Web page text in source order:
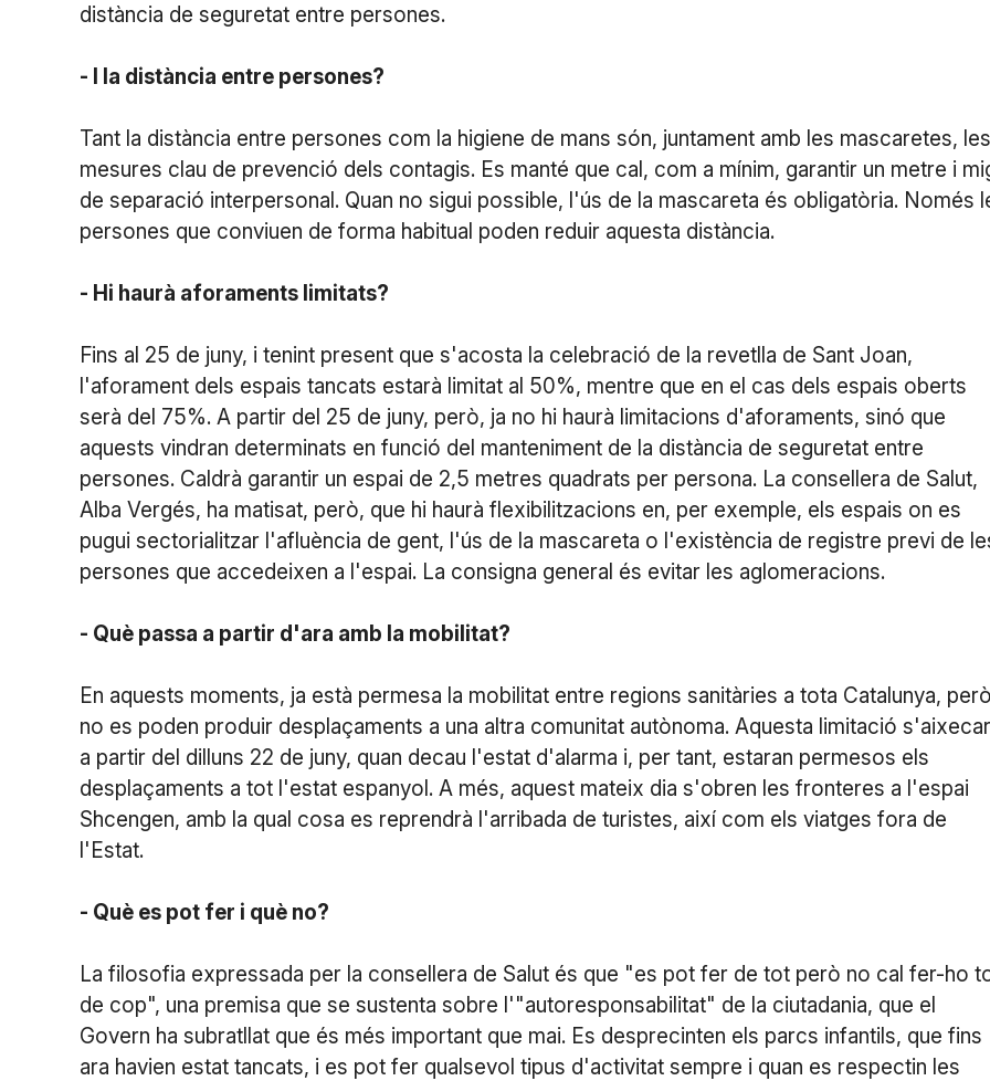
distància de seguretat entre persones.
- I la distància entre persones?
Tant la distància entre persones com la higiene de mans són, juntament amb les mascaretes, les
mesures clau de prevenció dels contagis. Es manté que cal, com a mínim, garantir un metre i
de separació interpersonal. Quan no sigui possible, l'ús de la mascareta és obligatòria. Només
persones que conviuen de forma habitual poden reduir aquesta distància.
- Hi haurà aforaments limitats?
Fins al 25 de juny, i tenint present que s'acosta la celebració de la revetlla de Sant Joan,
l'aforament dels espais tancats estarà limitat al 50%, mentre que en el cas dels espais oberts
serà del 75%. A partir del 25 de juny, però, ja no hi haurà limitacions d'aforaments, sinó que
aquests vindran determinats en funció del manteniment de la distància de seguretat entre
persones. Caldrà garantir un espai de 2,5 metres quadrats per persona. La consellera de Salut,
Alba Vergés, ha matisat, però, que hi haurà flexibilitzacions en, per exemple, els espais on es
pugui sectorialitzar l'afluència de gent, l'ús de la mascareta o l'existència de registre previ de
persones que accedeixen a l'espai. La consigna general és evitar les aglomeracions.
- Què passa a partir d'ara amb la mobilitat?
En aquests moments, ja està permesa la mobilitat entre regions sanitàries a tota Catalunya,
no es poden produir desplaçaments a una altra comunitat autònoma. Aquesta limitació
a partir del dilluns 22 de juny, quan decau l'estat d'alarma i, per tant, estaran permesos els
desplaçaments a tot l'estat espanyol. A més, aquest mateix dia s'obren les fronteres a l'espai
Shcengen, amb la qual cosa es reprendrà l'arribada de turistes, així com els viatges fora de
l'Estat.
- Què es pot fer i què no?
La filosofia expressada per la consellera de Salut és que "es pot fer de tot però no cal fer-ho
de cop", una premisa que se sustenta sobre l'"autoresponsabilitat" de la ciutadania, que el
Govern ha subratllat que és més important que mai. Es desprecinten els parcs infantils, que fins
ara havien estat tancats, i es pot fer qualsevol tipus d'activitat sempre i quan es respectin les